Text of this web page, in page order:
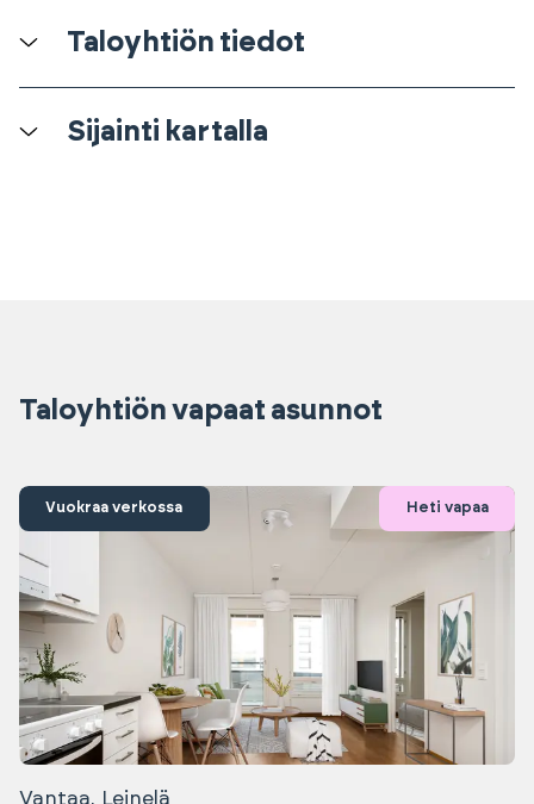
Taloyhtiön tiedot
Sijainti kartalla
Taloyhtiön vapaat asunnot
Vuokraa verkossa Heti vapaa
Vantaa, Leinelä